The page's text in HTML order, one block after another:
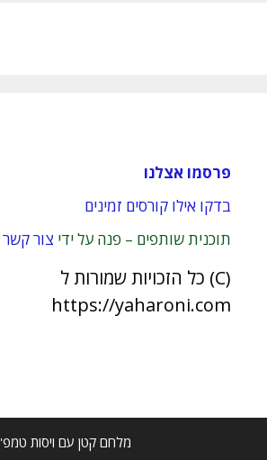
פרסמו אצלנו
בדקו אילו קורסים זמינים
תוכנית שותפים – פנה על ידי צור קשר
(C) כל הזכויות שמורות ל
https://yaharoni.com
מלחם קטן עם ויסות טמפ'